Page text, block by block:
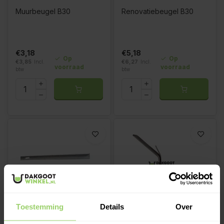
Toestemming Details Over
Muurbeugel B30
€3,18
€3,85
Incl.
btw
Op
voorraad
Renovatiebeugel B30
€5,18
€6,27
Incl.
btw
Op
voorraad
Hoeklijn gegalv. 20x20x3
45 graden beugel B30